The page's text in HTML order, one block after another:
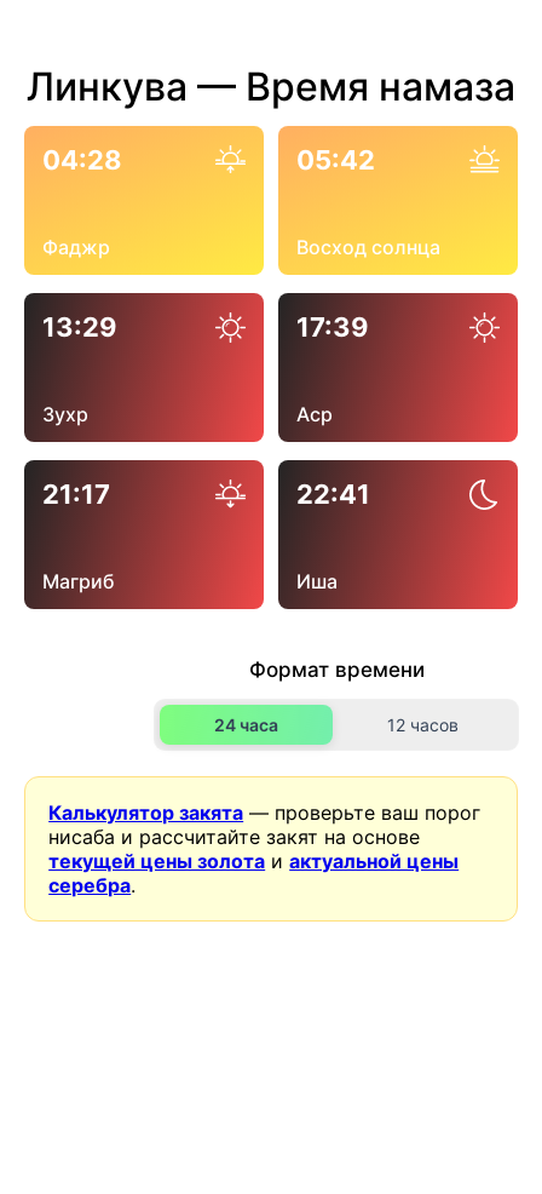
Линкува — Время намаза
04:28
Фаджр
05:42
Восход солнца
13:29
Зухр
17:39
Аср
21:17
Магриб
22:41
Иша
Формат времени
24 часа 12 часов
Калькулятор закята — проверьте ваш порог
нисаба и рассчитайте закят на основе
текущей цены золота иактуальной цены
серебра.